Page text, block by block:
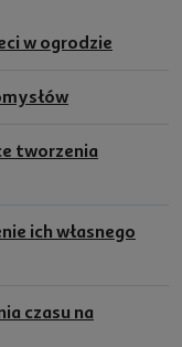
w ogrodzie
tworzenia
ich własnego
czasu na